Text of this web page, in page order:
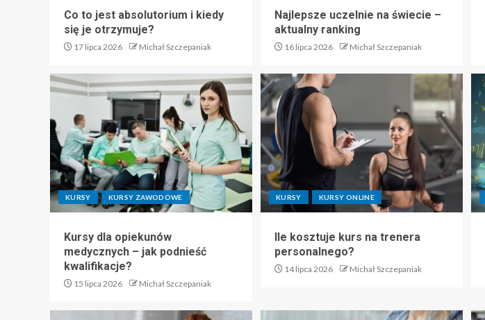
Co to jest absolutorium i kiedy
się je otrzymuje?
17 lipca 2026 Michał Szczepaniak
Najlepsze uczelnie na świecie –
aktualny ranking
16 lipca 2026 Michał Szczepaniak
KURSY KURSY ZAWODOWE
Kursy dla opiekunów
medycznych – jak podnieść
kwalifikacje?
15 lipca 2026 Michał Szczepaniak
KURSY KURSY ONLINE
Ile kosztuje kurs na trenera
personalnego?
14 lipca 2026 Michał Szczepaniak